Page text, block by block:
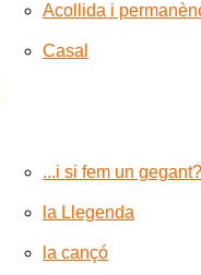
Acollida i
Casal
...i si fem un gegant?
la Llegenda
la cançó